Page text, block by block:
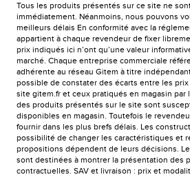
Tous les produits présentés sur ce site ne
immédiatement. Néanmoins, nous pouvons
meilleurs délais En conformité avec la
appartient à chaque revendeur de fixer
prix indiqués ici n’ont qu’une valeur
marché. Chaque entreprise commerciale
adhérente au réseau Gitem à titre
possible de constater des écarts entre les
site gitem.fr et ceux pratiqués en magasin par
des produits présentés sur le site sont
disponibles en magasin. Toutefois le
fournir dans les plus brefs délais. Les
possibilité de changer les caractéristiques et
propositions dépendent de leurs décisions.
sont destinées à montrer la présentation des
contractuelles. SAV et livraison : prix et